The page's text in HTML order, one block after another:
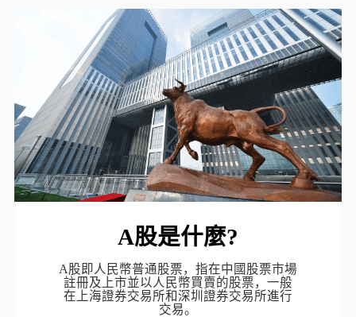
A股是什麼?
A股即人民幣普通股票，指在中國股票市場
註冊及上市並以人民幣買賣的股票，一般
在上海證券交易所和深圳證券交易所進行
交易。